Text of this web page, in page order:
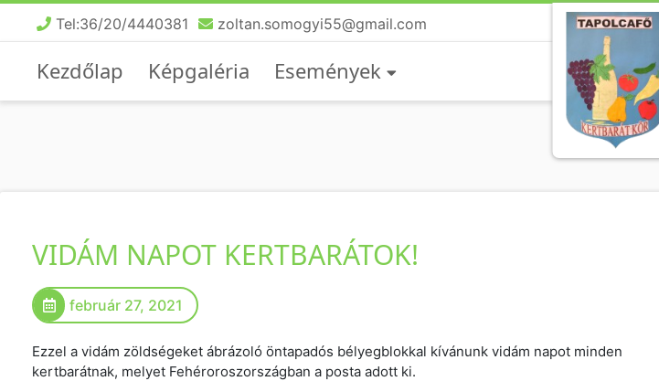
Tel:36/20/4440381 zoltan.somogyi55@gmail.com
Kezdőlap Képgaléria Események
VIDÁM NAPOT KERTBARÁTOK!
február 27, 2021
Ezzel a vidám zöldségeket ábrázoló öntapadós bélyegblokkal kívánunk vidám napot minden
kertbarátnak, melyet Fehéroroszországban a posta adott ki.